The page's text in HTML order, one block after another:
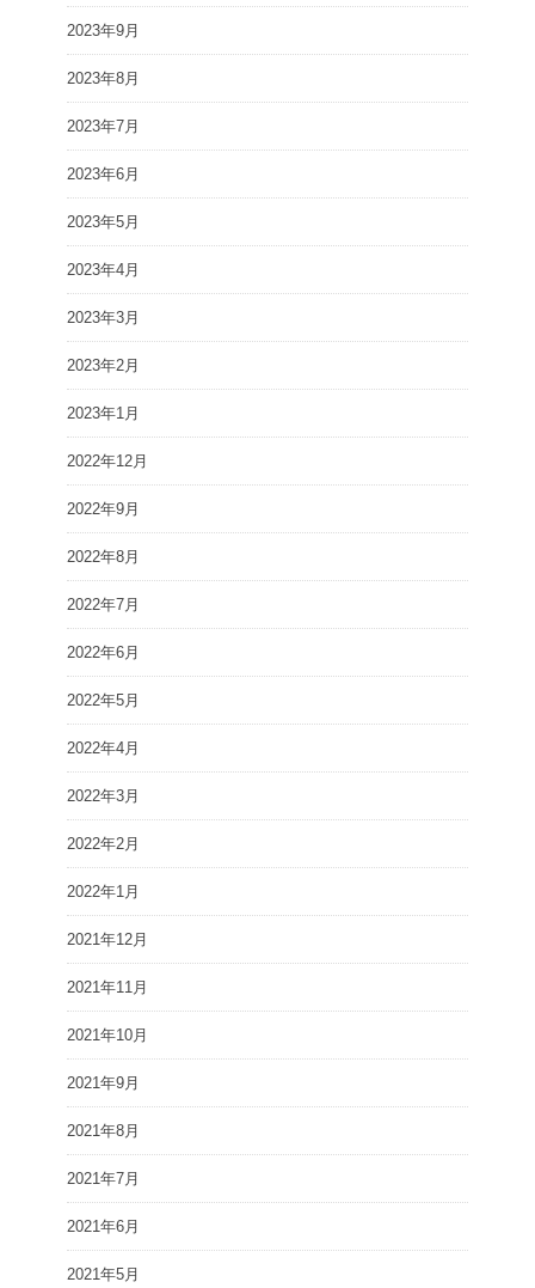
2023年9月
2023年8月
2023年7月
2023年6月
2023年5月
2023年4月
2023年3月
2023年2月
2023年1月
2022年12月
2022年9月
2022年8月
2022年7月
2022年6月
2022年5月
2022年4月
2022年3月
2022年2月
2022年1月
2021年12月
2021年11月
2021年10月
2021年9月
2021年8月
2021年7月
2021年6月
2021年5月